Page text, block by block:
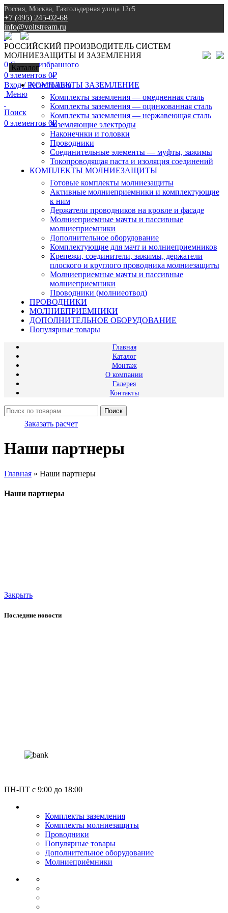
Россия, Москва, Газгольдерная улица 12с5
+7 (495) 245-02-68
info@voltstream.ru
8 (495) 245-02-68
РОССИЙСКИЙ ПРОИЗВОДИТЕЛЬ СИСТЕМ
МОЛНИЕЗАЩИТЫ И ЗАЗЕМЛЕНИЯ
0Список избранного
0 элементов 0₽
Вход / Регистрация
Меню
Поиск
0 элементов 0₽
Каталог
КОМПЛЕКТЫ ЗАЗЕМЛЕНИЕ
Комплекты заземления — омедненная сталь
Комплекты заземления — оцинкованная сталь
Комплекты заземления — нержавеющая сталь
Заземляющие электроды
Наконечнки и головки
Проводники
Соединительные элементы — муфты, зажимы
Токопроводящая паста и изоляция соединений
КОМПЛЕКТЫ МОЛНИЕЗАЩИТЫ
Готовые комплекты молниезащиты
Активные молниеприемники и комплектующие
к ним
Держатели проводников на кровле и фасаде
Молниеприемные мачты и пассивные
молниеприемники
Дополнительное оборудование
Комплектующие для мачт и молниеприемников
Крепежи, соединители, зажимы, держатели
плоского и круглого проводника молниезащиты
Молниеприемные мачты и пассивные
молниеприемники
Проводники (молниеотвод)
ПРОВОДНИКИ
МОЛНИЕПРИЕМНИКИ
ДОПОЛНИТЕЛЬНОЕ ОБОРУДОВАНИЕ
Популярные товары
Главная
Каталог
Монтаж
О компании
Галерея
Контакты
Поиск
Заказать расчет
Наши партнеры
Главная » Наши партнеры
Наши партнеры
Закрыть
Последние новости
ПН-ПТ c 9:00 до 18:00
Комплекты заземления
Комплекты молниезащиты
Проводники
Популярные товары
Дополнительное оборудование
Молниеприёмники